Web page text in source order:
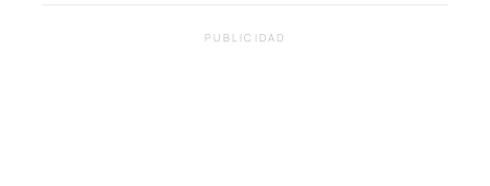
PUBLICIDAD